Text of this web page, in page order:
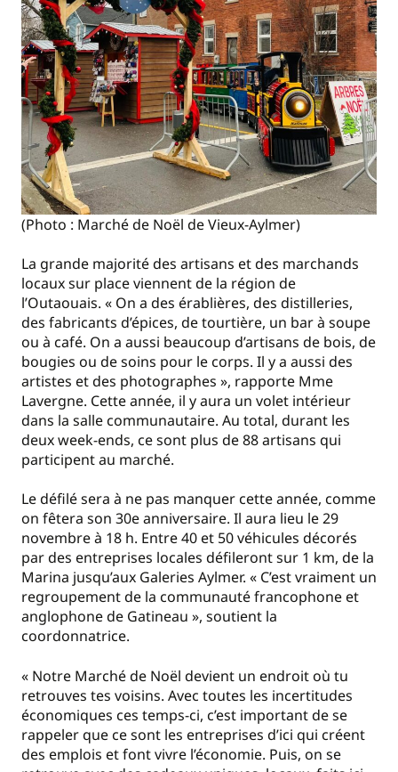
(Photo : Marché de Noël de Vieux-Aylmer)
La grande majorité des artisans et des marchands
locaux sur place viennent de la région de
l’Outaouais. « On a des érablières, des distilleries,
des fabricants d’épices, de tourtière, un bar à soupe
ou à café. On a aussi beaucoup d’artisans de bois, de
bougies ou de soins pour le corps. Il y a aussi des
artistes et des photographes », rapporte Mme
Lavergne. Cette année, il y aura un volet intérieur
dans la salle communautaire. Au total, durant les
deux week-ends, ce sont plus de 88 artisans qui
participent au marché.
Le défilé sera à ne pas manquer cette année, comme
on fêtera son 30eanniversaire. Il aura lieu le 29
novembre à 18 h. Entre 40 et 50 véhicules décorés
par des entreprises locales défileront sur 1 km, de la
Marina jusqu’aux Galeries Aylmer. « C’est vraiment un
regroupement de la communauté francophone et
anglophone de Gatineau », soutient la
coordonnatrice.
« Notre Marché de Noël devient un endroit où tu
retrouves tes voisins. Avec toutes les incertitudes
économiques ces temps-ci, c’est important de se
rappeler que ce sont les entreprises d’ici qui créent
des emplois et font vivre l’économie. Puis, on se